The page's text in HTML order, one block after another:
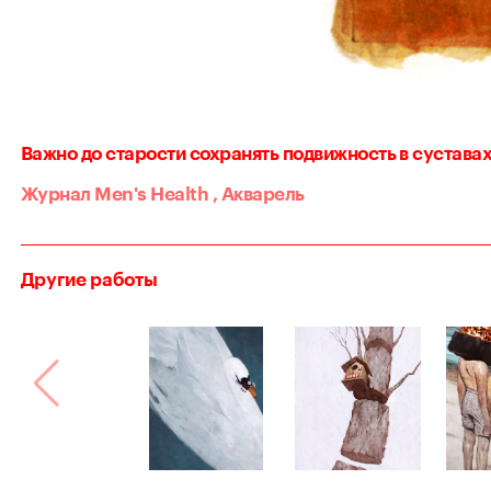
Важно до старости сохранять подвижность в
Журнал Men's Health , Акварель
Другие работы